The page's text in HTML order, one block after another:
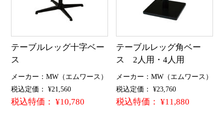
テーブルレッグ十字ベー
ス
メーカー：MW（エムワース）
税込定価： ¥21,560
税込特価： ¥10,780
テーブルレッグ角ベー
ス 2人用・4人用
メーカー：MW（エムワース）
税込定価： ¥23,760
税込特価： ¥11,880